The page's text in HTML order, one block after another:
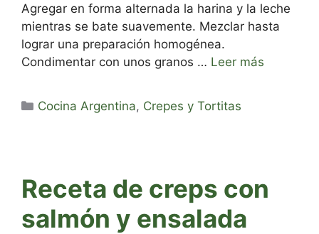
Agregar en forma alternada la harina y la leche
mientras se bate suavemente. Mezclar hasta
lograr una preparación homogénea.
Condimentar con unos granos … Leer más
Categorías
Cocina Argentina, Crepes y Tortitas
Receta de creps con
salmón y ensalada